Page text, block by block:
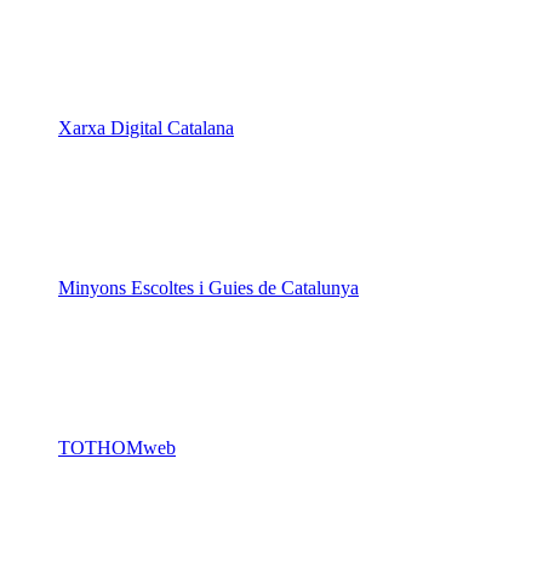
Xarxa Digital Catalana
Minyons Escoltes i Guies de Catalunya
TOTHOMweb